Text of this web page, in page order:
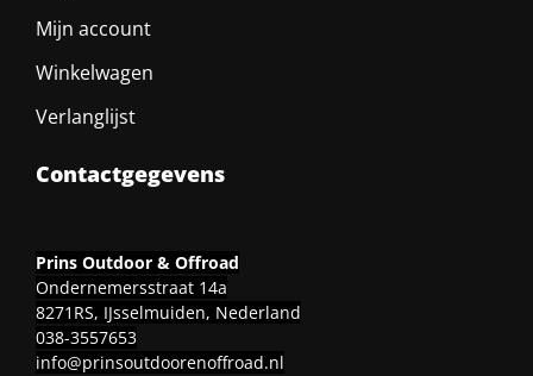
Mijn account
Winkelwagen
Verlanglijst
Contactgegevens
Prins Outdoor & Offroad
Ondernemersstraat 14a
8271RS, IJsselmuiden, Nederland
038-3557653
info@prinsoutdoorenoffroad.nl